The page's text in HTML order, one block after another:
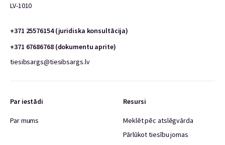
LV-1010
+371 25576154 (juridiska konsultācija)
+371 67686768 (dokumentu aprite)
tiesibsargs@tiesibsargs.lv
Par iestādi
Par mums
Resursi
Meklēt pēc atslēgvārda
Pārlūkot tiesību jomas